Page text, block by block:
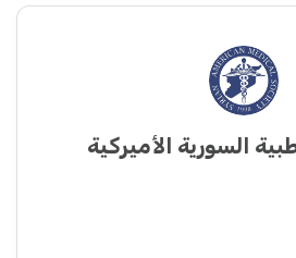
السورية الأميركية